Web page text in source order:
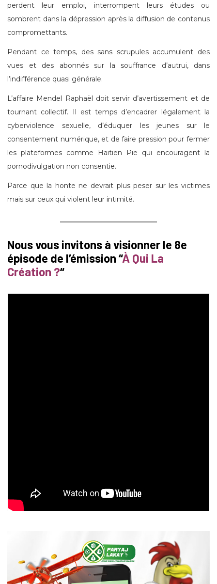
perdent leur emploi, interrompent leurs études ou
sombrent dans la dépression après la diffusion de contenus
compromettants.
Pendant ce temps, des sans scrupules accumulent des
vues et des abonnés sur la souffrance d’autrui, dans
l’indifférence quasi générale.
L’affaire Mendel Raphaël doit servir d’avertissement et de
tournant collectif. Il est temps d’encadrer légalement la
cyberviolence sexuelle, d’éduquer les jeunes sur le
consentement numérique, et de faire pression pour fermer
les plateformes comme Haitien Pie qui encouragent la
pornodivulgation non consentie.
Parce que la honte ne devrait plus peser sur les victimes
mais sur ceux qui violent leur intimité.
Nous vous invitons à visionner le 8e
épisode de l’émission “À Qui La
Création ?“